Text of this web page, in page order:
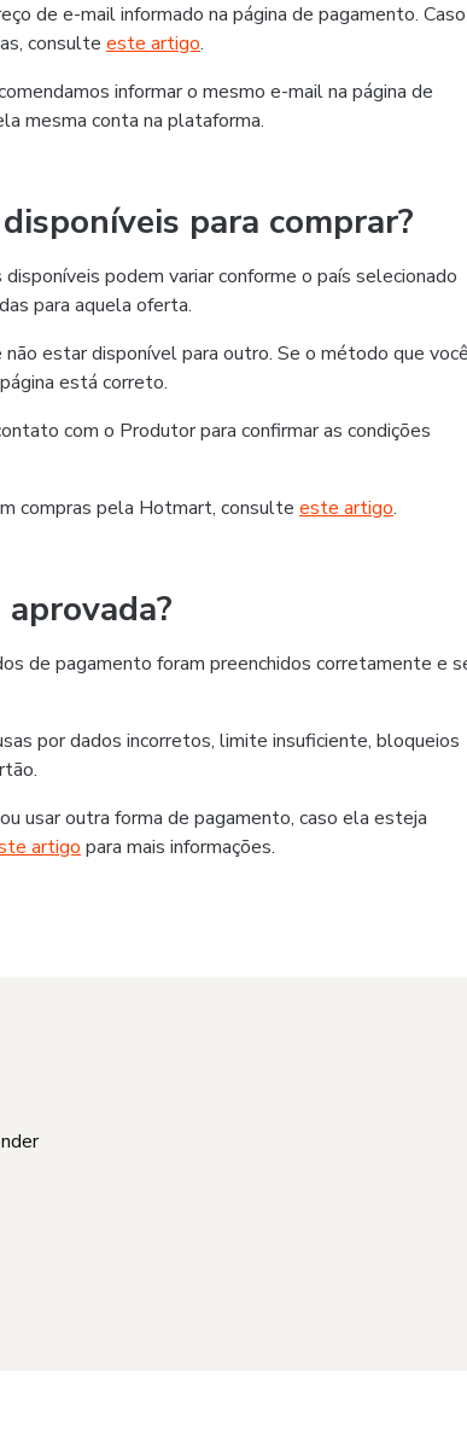
de e-mail informado na página de pagamento. Caso
consulte este artigo.
informar o mesmo e-mail na página de
mesma conta na plataforma.
para comprar?
podem variar conforme o país selecionado
para aquela oferta.
estar disponível para outro. Se o método que
está correto.
com o Produtor para confirmar as condições
compras pela Hotmart, consulte este artigo.
de pagamento foram preenchidos corretamente e
por dados incorretos, limite insuficiente, bloqueios
usar outra forma de pagamento, caso ela esteja
artigo para mais informações.